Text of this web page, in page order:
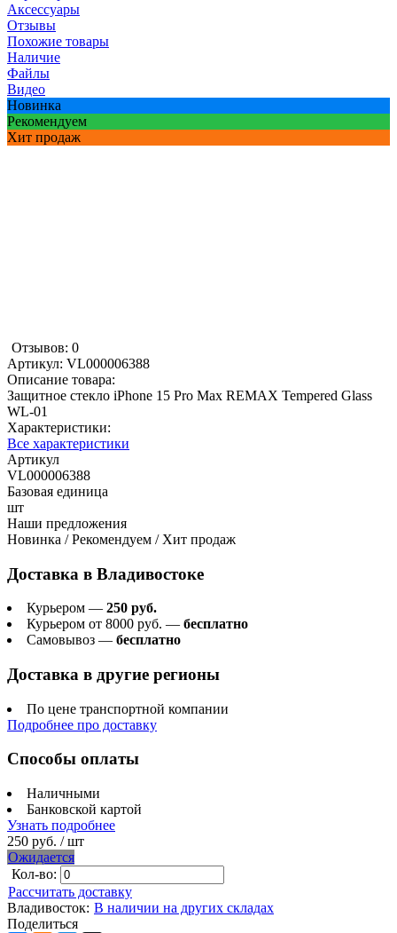
Аксессуары
Отзывы
Похожие товары
Наличие
Файлы
Видео
Новинка
Рекомендуем
Хит продаж
Отзывов: 0
Артикул: VL000006388
Описание товара:
Защитное стекло iPhone 15 Pro Max REMAX Tempered Glass
WL-01
Характеристики:
Все характеристики
Артикул
VL000006388
Базовая единица
шт
Наши предложения
Новинка / Рекомендуем / Хит продаж
Доставка в Владивостоке
Курьером — 250 руб.
Курьером от 8000 руб. — бесплатно
Самовывоз — бесплатно
Доставка в другие регионы
По цене транспортной компании
Подробнее про доставку
Способы оплаты
Наличными
Банковской картой
Узнать подробнее
250 руб. / шт
Ожидается
Кол-во:
Рассчитать доставку
Владивосток: В наличии на других складах
Поделиться